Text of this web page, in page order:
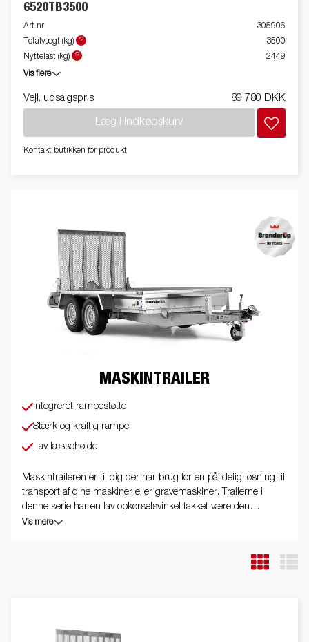
6520TB3500
Art nr
305906
Totalvægt (kg)
?
3500
Nyttelast (kg)
? 2449
Vis flere
Vejl. udsalgspris 89 780 DKK
Læg i indkøbskurv
Kontakt butikken for produkt
MASKINTRAILER
Integreret rampestøtte
Stærk og kraftig rampe
Lav læssehøjde
Maskintraileren er til dig der har brug for en pålidelig løsning til
transport af dine maskiner eller gravemaskiner. Trailerne i
denne serie har en lav opkørselsvinkel takket være den
ekstraordinære lange rampe. De lange skærme, der også kan
kraftige næsehjul er standard. Vi gør opmærksom på, at
Vis mere